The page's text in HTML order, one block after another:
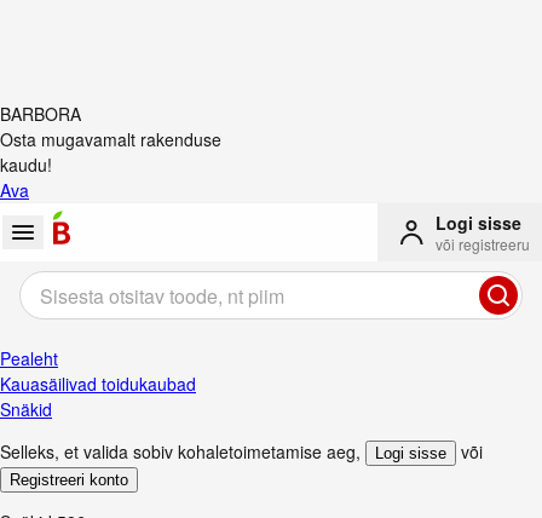
BARBORA
Osta mugavamalt rakenduse
kaudu!
Ava
Logi sisse
või registreeru
Pealeht
Kauasäilivad toidukaubad
Snäkid
Selleks, et valida sobiv kohaletoimetamise aeg, Logi sisse või
Registreeri konto